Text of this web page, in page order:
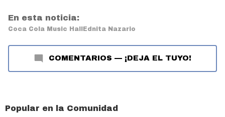
En esta noticia:
Coca Cola Music Hall Ednita Nazario
COMENTARIOS — ¡DEJA EL TUYO!
Popular en la Comunidad